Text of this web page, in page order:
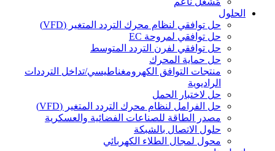
الحلول
حل توافقي لنظام محرك التردد المتغير (VFD)
حل توافقي لمروحة EC
حل توافقي لفرن التردد المتوسط
حل حماية المحرك
منتجات التوافق الكهرومغناطيسي/تداخل الترددات
الراديوية
حل لاختبار الحمل
حل الفرامل لنظام محرك التردد المتغير (VFD)
مصدر الطاقة للصناعات الفضائية والعسكرية
حلول الاتصال بالشبكة
محول لمجال الطلاء الكهربائي